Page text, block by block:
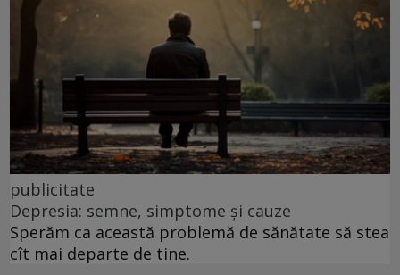
publicitate
Depresia: semne, simptome și cauze
Sperăm ca această problemă de sănătate să stea
cît mai departe de tine.